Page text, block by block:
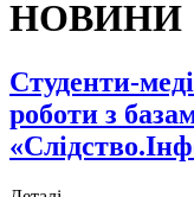
НОВИНИ
Студенти-
роботи з